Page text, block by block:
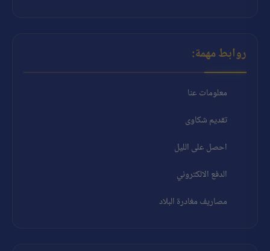
روابط مهمة:
معلومات عنا
تقديم شكاوى
احصل على الليل
الدفع الالكتروني
مصاريف مغادرة البلاد